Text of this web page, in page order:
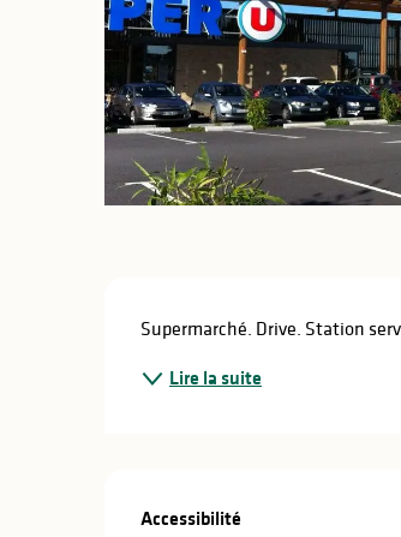
Supermarché. Drive. Station
Lire la suite
Accessibilité
Accessibilité